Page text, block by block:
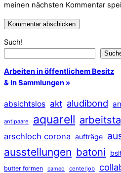
meinen nächsten Kommentar
Such!
Arbeiten in öffentlichem Besitz
& in Sammlungen »
absichtslos akt aludibond
antipaare aquarell
arschloch corona aufträge
ausstellungen batoni
butter formen cameo centerjob